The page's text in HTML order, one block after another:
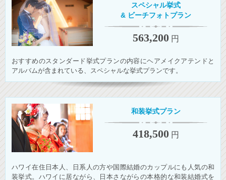
スペシャル挙式
& ビーチフォトプラン
563,200 円
おすすめのスタンダード挙式プランの内容にヘアメイクアテンドと
アルバムが含まれている、スペシャルな挙式プランです。
和装挙式プラン
418,500 円
ハワイ在住日本人、日系人の方や国際結婚のカップルにも人気の和
装挙式。ハワイに居ながら、日本さながらの本格的な和装結婚式を